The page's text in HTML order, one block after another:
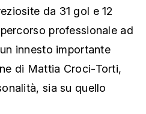
da 31 gol e 12
professionale ad
innesto importante
di Mattia Croci-Torti,
sia su quello